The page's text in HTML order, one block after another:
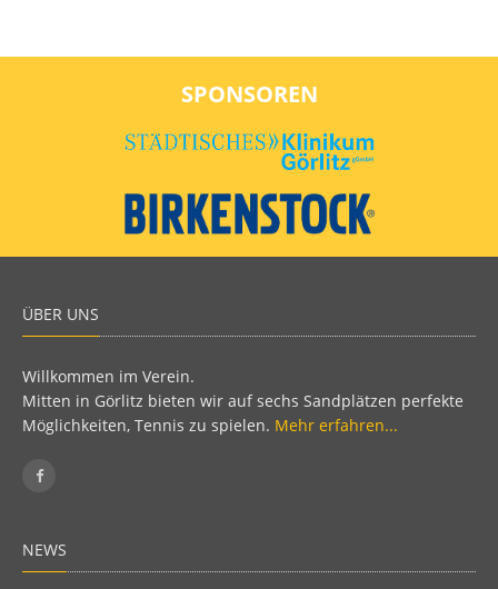
SPONSOREN
ÜBER UNS
Willkommen im Verein.
Mitten in Görlitz bieten wir auf sechs Sandplätzen perfekte
Möglichkeiten, Tennis zu spielen. Mehr erfahren...
NEWS